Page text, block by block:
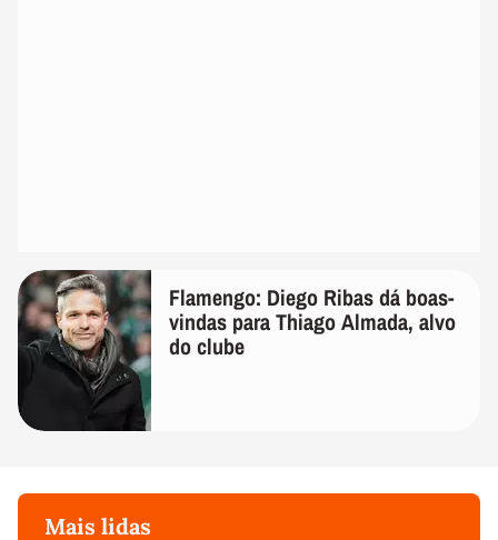
Flamengo: Diego Ribas dá boas-
vindas para Thiago Almada, alvo
do clube
Mais lidas